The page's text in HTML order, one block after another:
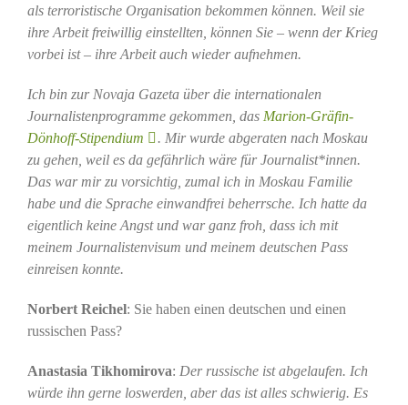
als terroristische Organisation bekommen können. Weil sie
ihre Arbeit freiwillig einstellten, können Sie – wenn der Krieg
vorbei ist – ihre Arbeit auch wieder aufnehmen.
Ich bin zur Novaja Gazeta über die internationalen
Journalistenprogramme gekommen, das Marion-Gräfin-
Dönhoff-Stipendium
. Mir wurde abgeraten nach Moskau
zu gehen, weil es da gefährlich wäre für Journalist*innen.
Das war mir zu vorsichtig, zumal ich in Moskau Familie
habe und die Sprache einwandfrei beherrsche. Ich hatte da
eigentlich keine Angst und war ganz froh, dass ich mit
meinem Journalistenvisum und meinem deutschen Pass
einreisen konnte.
Norbert Reichel: Sie haben einen deutschen und einen
russischen Pass?
Anastasia Tikhomirova: Der russische ist abgelaufen. Ich
würde ihn gerne loswerden, aber das ist alles schwierig. Es